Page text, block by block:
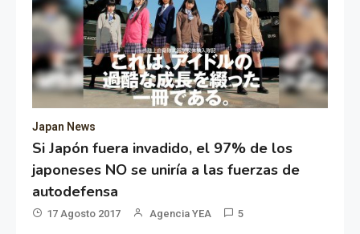
Japan News
Si Japón fuera invadido, el 97% de los
japoneses NO se uniría a las fuerzas de
autodefensa
17 Agosto 2017 Agencia YEA 5